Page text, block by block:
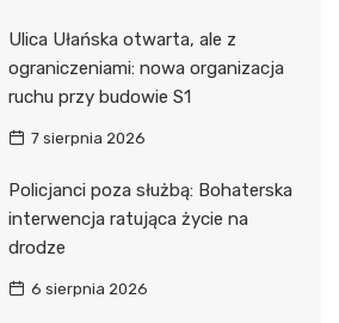
Ulica Ułańska otwarta, ale z
ograniczeniami: nowa organizacja
ruchu przy budowie S1
7 sierpnia 2026
Policjanci poza służbą: Bohaterska
interwencja ratująca życie na
drodze
6 sierpnia 2026